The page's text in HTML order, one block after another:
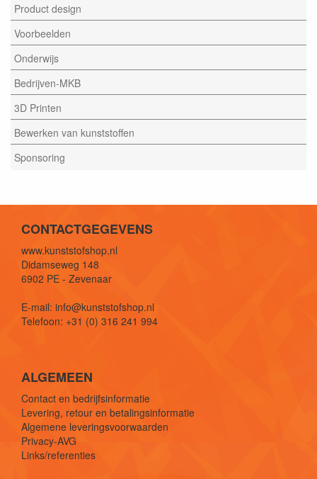
Product design
Voorbeelden
Onderwijs
Bedrijven-MKB
3D Printen
Bewerken van kunststoffen
Sponsoring
CONTACTGEGEVENS
www.kunststofshop.nl
Didamseweg 148
6902 PE - Zevenaar
E-mail: info@kunststofshop.nl
Telefoon: +31 (0) 316 241 994
ALGEMEEN
Contact en bedrijfsinformatie
Levering, retour en betalingsinformatie
Algemene leveringsvoorwaarden
Privacy-AVG
Links/referenties